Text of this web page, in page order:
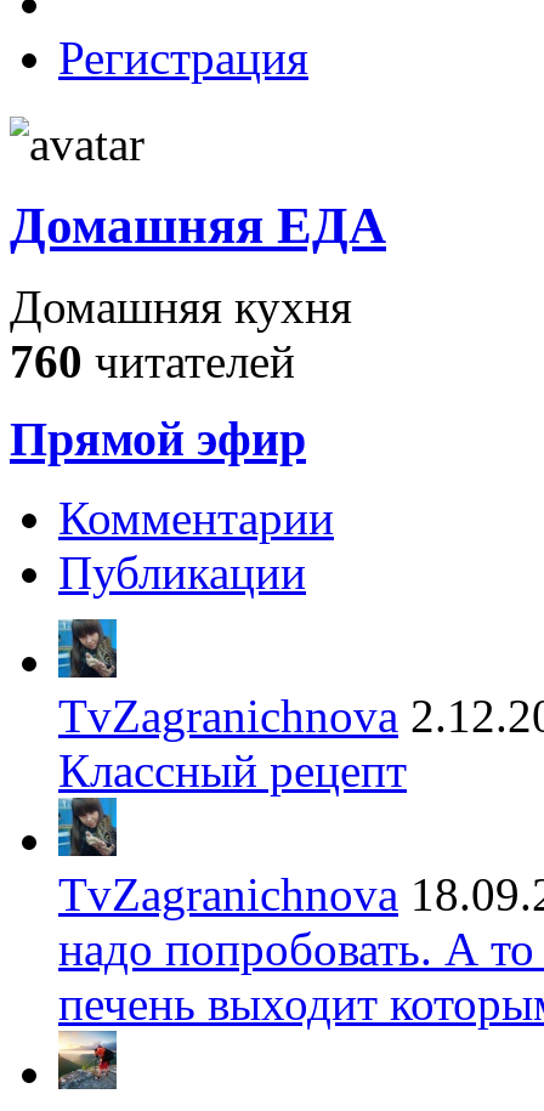
Регистрация
Домашняя ЕДА
Домашняя кухня
760 читателей
Прямой эфир
Комментарии
Публикации
TvZagranichnova
Классный рецепт
TvZagranichnova
надо попробовать. А
печень выходит